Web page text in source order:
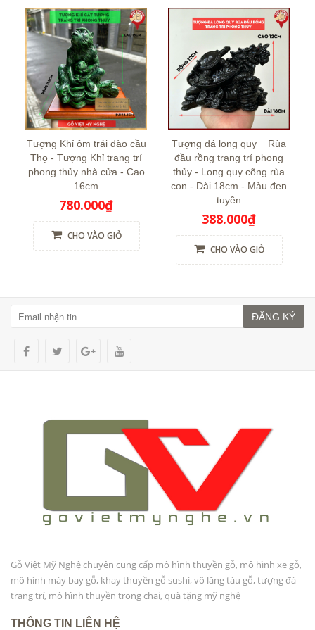
Tượng Khỉ ôm trái đào cầu
Thọ - Tượng Khỉ trang trí
phong thủy nhà cửa - Cao
16cm
780.000₫
CHO VÀO GIỎ
Tượng đá long quy _ Rùa
đầu rồng trang trí phong
thủy - Long quy cõng rùa
con - Dài 18cm - Màu đen
tuyền
388.000₫
CHO VÀO GIỎ
ĐĂNG KÝ
Gỗ Việt Mỹ Nghệ chuyên cung cấp mô hình thuyền gỗ, mô hình xe gỗ,
mô hình máy bay gỗ, khay thuyền gỗ sushi, vô lăng tàu gỗ, tượng đá
trang trí, mô hình thuyền trong chai, quà tặng mỹ nghệ
THÔNG TIN LIÊN HỆ